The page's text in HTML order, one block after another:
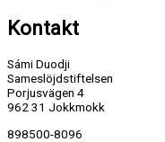
Kontakt
Sámi Duodji
Sameslöjdstiftelsen
Porjusvägen 4
962 31 Jokkmokk
898500-8096